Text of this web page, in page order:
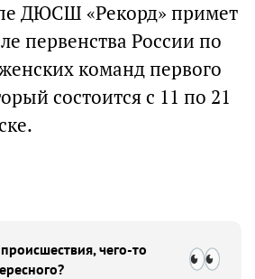
ДЮСШ «Рекорд» примет
первенства России по
команд первого
состоится с 11 по 21
чего-то